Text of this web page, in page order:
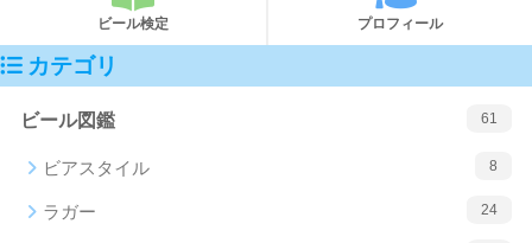
ビール検定 プロフィール
カテゴリ
ビール図鑑 61
ビアスタイル 8
ラガー 24